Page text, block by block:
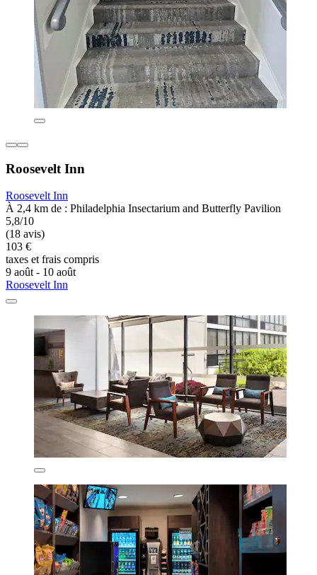
Roosevelt Inn
Roosevelt Inn
À 2,4 km de : Philadelphia Insectarium and Butterfly Pavilion
5,8/10
(18 avis)
103 €
taxes et frais compris
9 août - 10 août
Roosevelt Inn